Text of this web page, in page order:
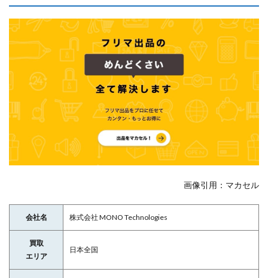
画像引用：マカセル
会社名 株式会社 MONO Technologies
買取
エリア
日本全国